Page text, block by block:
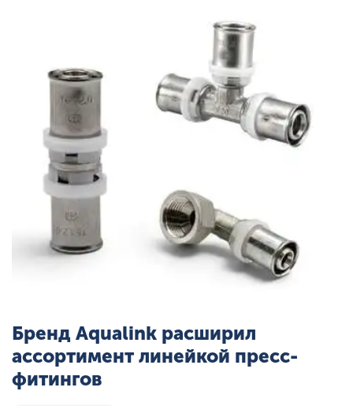
Бренд Aqualink расширил
ассортимент линейкой пресс-
фитингов